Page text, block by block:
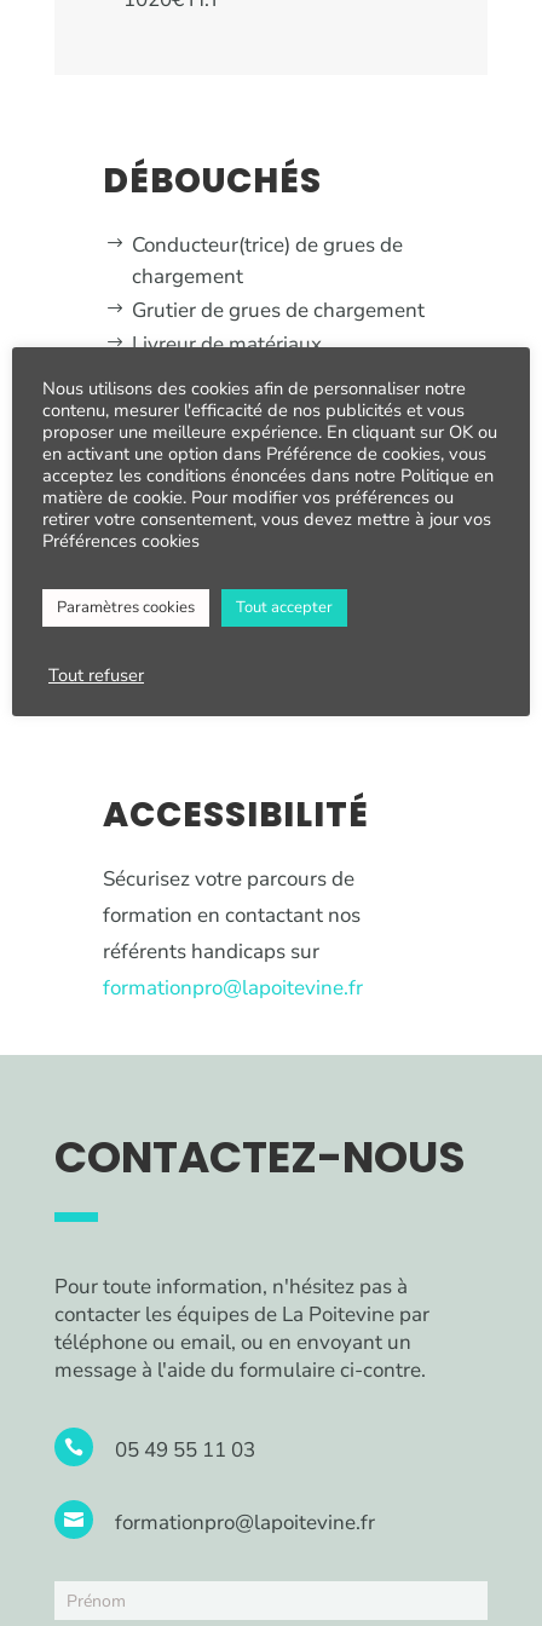
DÉBOUCHÉS
Conducteur(trice) de grues de
chargement
Grutier de grues de chargement
Livreur de matériaux
Chef de chantier
PRÉ-REQUIS
Maîtriser la langue française
ACCESSIBILITÉ
Sécurisez votre parcours de
formation en contactant nos
référents handicaps sur
formationpro@lapoitevine.fr
CONTACTEZ-NOUS
Pour toute information, n'hésitez pas à
contacter les équipes de La Poitevine par
téléphone ou email, ou en envoyant un
message à l'aide du formulaire ci-contre.
 05 49 55 11 03
 formationpro@lapoitevine.fr
Nous
Nous utilisons des cookies afin de personnaliser notre
contenu, mesurer l'efficacité de nos publicités et vous
proposer une meilleure expérience. En cliquant sur OK ou
en activant une option dans Préférence de cookies, vous
acceptez les conditions énoncées dans notre Politique en
matière de cookie. Pour modifier vos préférences ou
retirer votre consentement, vous devez mettre à jour vos
Préférences cookies
Paramètres cookies Tout accepter
Tout refuser